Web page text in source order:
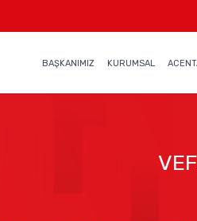
BAŞKANIMIZ KURUMSAL